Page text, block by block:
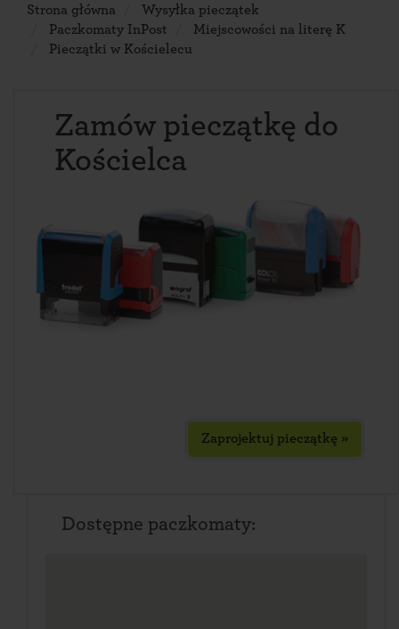
Strona główna
Wysyłka pieczątek
Paczkomaty InPost
Miejscowości na literę K
Pieczątki w Kościelecu
Zamów pieczątkę do
Kościelca
Zaprojektuj pieczątkę »
Dostępne paczkomaty: